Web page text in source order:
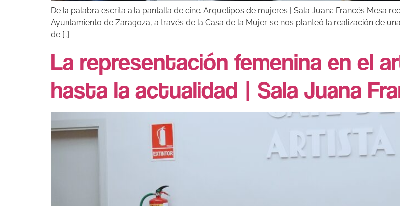
De la palabra escrita a la pantalla de cine. Arquetipos de mujeres | Sala Juana Francés Mesa
Ayuntamiento de Zaragoza, a través de la Casa de la Mujer, se nos planteó la realización de
de […]
La representación femenina en el
hasta la actualidad | Sala Juana